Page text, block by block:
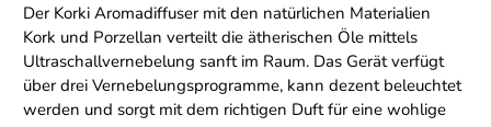
Der Korki Aromadiffuser mit den natürlichen Materialien
Kork und Porzellan verteilt die ätherischen Öle mittels
Ultraschallvernebelung sanft im Raum. Das Gerät verfügt
über drei Vernebelungsprogramme, kann dezent beleuchtet
werden und sorgt mit dem richtigen Duft für eine wohlige